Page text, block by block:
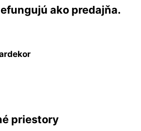
ako predajňa.
priestory